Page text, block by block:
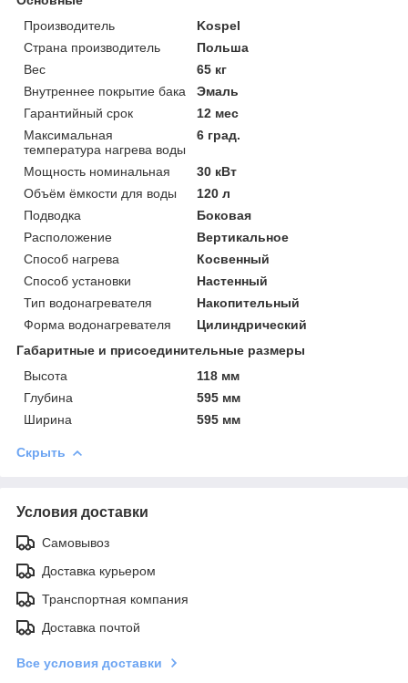
Производитель
Kospel
Страна производитель
Польша
Вес
65 кг
Внутреннее покрытие бака
Эмаль
Гарантийный срок
12 мес
Максимальная
температура нагрева воды
6 град.
Мощность номинальная
30 кВт
Объём ёмкости для воды
120 л
Подводка
Боковая
Расположение
Вертикальное
Способ нагрева
Косвенный
Способ установки
Настенный
Тип водонагревателя
Накопительный
Форма водонагревателя
Цилиндрический
Габаритные и присоединительные размеры
Высота
118 мм
Глубина
595 мм
Ширина
595 мм
Скрыть
Условия доставки
Самовывоз
Доставка курьером
Транспортная компания
Доставка почтой
Все условия доставки